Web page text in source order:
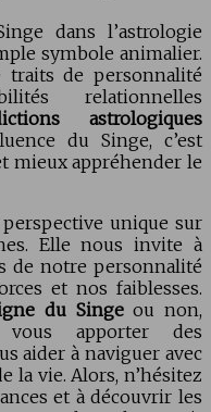
dans l’astrologie
symbole animalier.
de personnalité
relationnelles
astrologiques
du Singe, c’est
mieux appréhender le
unique sur
Elle nous invite à
de notre personnalité
et nos faiblesses.
du Singeou non,
vous apporter des
aider à naviguer avec
la vie. Alors, n’hésitez
et à découvrir les